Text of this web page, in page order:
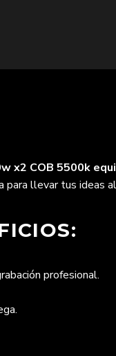
x2 COB 5500k
para llevar tus ideas
profesional.